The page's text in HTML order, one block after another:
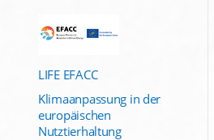
LIFE EFACC
Klimaanpassung in der
europäischen
Nutztierhaltung